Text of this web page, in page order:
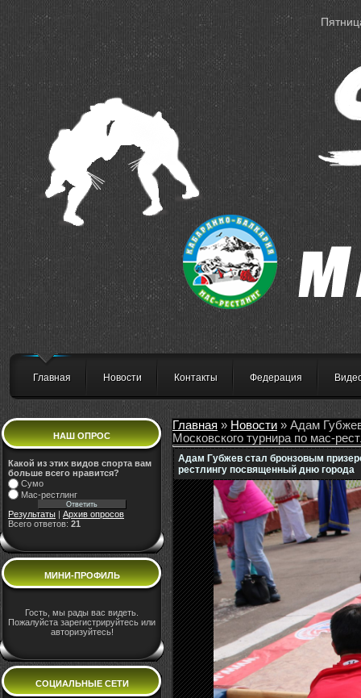
Главная Новости Контакты Федерация
НАШ ОПРОС
Какой из этих видов спорта вам
больше всего нравится?
Сумо
Мас-рестлинг
Результаты
Архив опросов
Всего ответов: 21
МИНИ-ПРОФИЛЬ
Гость, мы рады вас видеть.
Пожалуйста зарегистрируйтесь или
авторизуйтесь!
СОЦИАЛЬНЫЕ СЕТИ
Главная » Новости » Адам
Московского турнира по мас-
Адам Губжев стал бронзовым
рестлингу посвященный дню города